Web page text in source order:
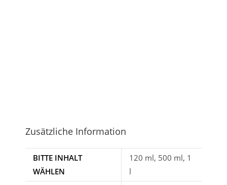
Zusätzliche Information
BITTE INHALT
WÄHLEN
120 ml, 500 ml, 1
l